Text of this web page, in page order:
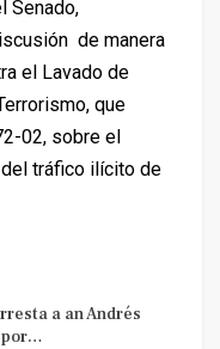
Senado,
de manera
el Lavado de
que
02, sobre el
tráfico ilícito de
a an Andrés
por…